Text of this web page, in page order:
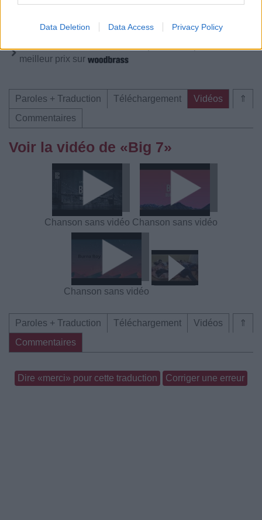
Data Deletion Data Access Privacy Policy
Télécharger légalement les MP3 ou trouver le CD sur
Trouver des vinyles et des CD sur
meilleur prix sur
⇑
Paroles + Traduction Téléchargement
Vidéos
Commentaires
Voir la vidéo de «Big 7»
Chanson sans vidéo Chanson sans vidéo
Chanson sans vidéo
⇑
Paroles + Traduction Téléchargement
Vidéos
Commentaires
Dire «merci» pour cette traduction Corriger une erreur